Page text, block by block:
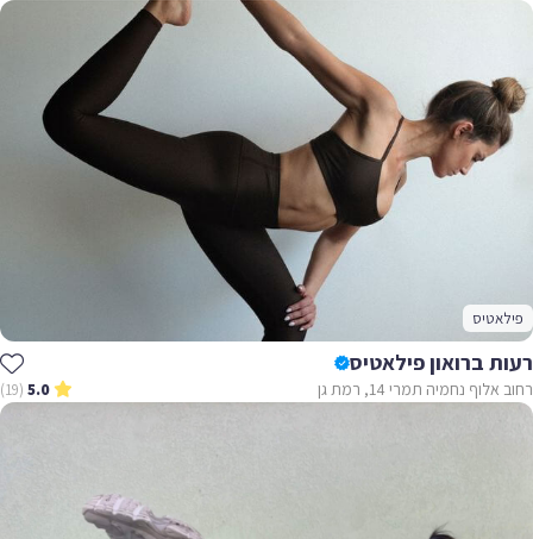
פילאטיס
רעות ברואון פילאטיס
רחוב אלוף נחמיה תמרי 14, רמת גן 5.0
(19)